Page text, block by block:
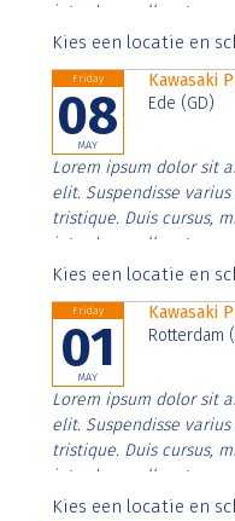
interdum nulla, ut
Aenean faucibus nibh
Kies een locatie en
Friday
08
MAY
Kawasaki
Ede (GD)
Lorem ipsum dolor sit
elit. Suspendisse
tristique. Duis cursus,
interdum nulla, ut
Aenean faucibus nibh
Kies een locatie en
Friday
01
MAY
Kawasaki
Rotterdam
Lorem ipsum dolor sit
elit. Suspendisse
tristique. Duis cursus,
interdum nulla, ut
Aenean faucibus nibh
Kies een locatie en